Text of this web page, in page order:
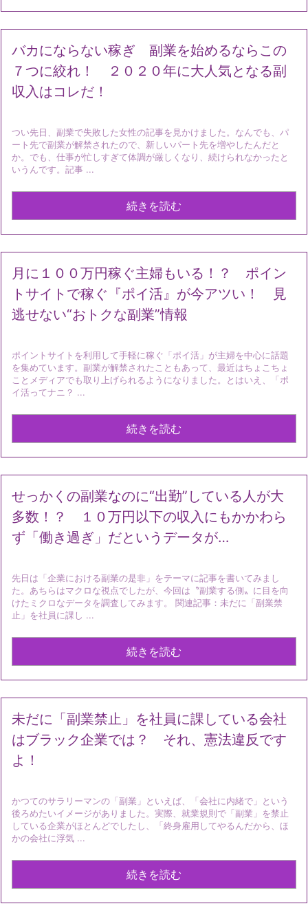
バカにならない稼ぎ 副業を始めるならこの
７つに絞れ！ ２０２０年に大人気となる副
収入はコレだ！
つい先日、副業で失敗した女性の記事を見かけました。なんでも、パ
ート先で副業が解禁されたので、新しいパート先を増やしたんだと
か。でも、仕事が忙しすぎて体調が厳しくなり、続けられなかったと
いうんです。記事 ...
続きを読む
月に１００万円稼ぐ主婦もいる！？ ポイン
トサイトで稼ぐ『ポイ活』が今アツい！ 見
逃せない“おトクな副業”情報
ポイントサイトを利用して手軽に稼ぐ「ポイ活」が主婦を中心に話題
を集めています。副業が解禁されたこともあって、最近はちょこちょ
ことメディアでも取り上げられるようになりました。とはいえ、「ポ
イ活ってナニ？ ...
続きを読む
せっかくの副業なのに“出勤”している人が大
多数！？ １０万円以下の収入にもかかわら
ず「働き過ぎ」だというデータが…
先日は「企業における副業の是非」をテーマに記事を書いてみまし
た。あちらはマクロな視点でしたが、今回は〝副業する側〟に目を向
けたミクロなデータを調査してみます。 関連記事：未だに「副業禁
止」を社員に課し ...
続きを読む
未だに「副業禁止」を社員に課している会社
はブラック企業では？ それ、憲法違反です
よ！
かつてのサラリーマンの「副業」といえば、「会社に内緒で」という
後ろめたいイメージがありました。実際、就業規則で「副業」を禁止
している企業がほとんどでしたし、「終身雇用してやるんだから、ほ
かの会社に浮気 ...
続きを読む